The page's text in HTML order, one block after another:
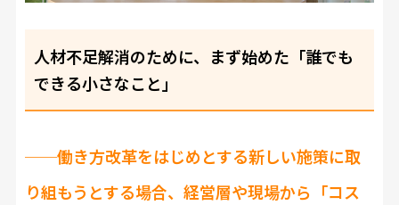
人材不足解消のために、まず始めた「誰でも
できる小さなこと」
──働き方改革をはじめとする新しい施策に取
り組もうとする場合、経営層や現場から「コス